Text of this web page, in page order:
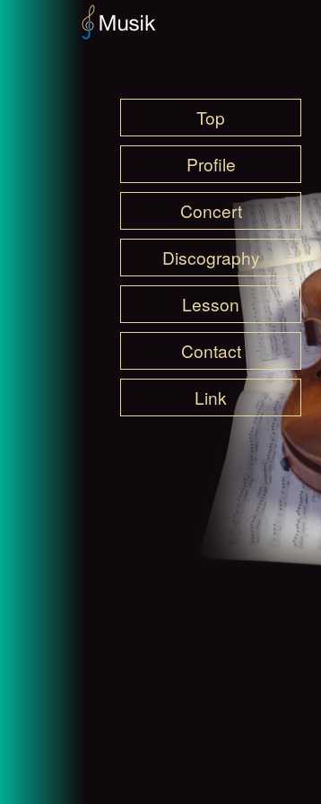
Top
Profile
Concert
Discography
Lesson
Contact
Link